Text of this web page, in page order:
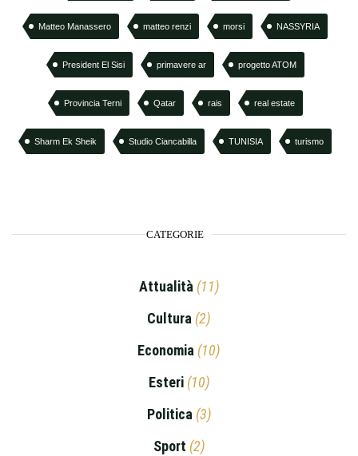
Matteo Manassero matteo renzi morsi NASSYRIA
President El Sisi primavere ar progetto ATOM
Provincia Terni Qatar rais real estate
Sharm Ek Sheik Studio Ciancabilla TUNISIA turismo
CATEGORIE
Attualità (11)
Cultura (2)
Economia (10)
Esteri(10)
Politica (3)
Sport (2)